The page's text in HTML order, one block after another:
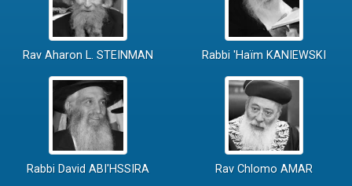
Rav Aharon L. STEINMAN Rabbi 'Haïm KANIEWSKI
Rabbi David ABI'HSSIRA Rav Chlomo AMAR